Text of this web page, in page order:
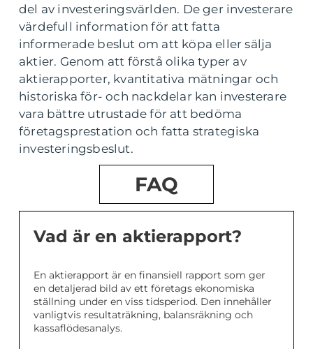
del av investeringsvärlden. De ger investerare
värdefull information för att fatta
informerade beslut om att köpa eller sälja
aktier. Genom att förstå olika typer av
aktierapporter, kvantitativa mätningar och
historiska för- och nackdelar kan investerare
vara bättre utrustade för att bedöma
företagsprestation och fatta strategiska
investeringsbeslut.
FAQ
Vad är en aktierapport?
En aktierapport är en finansiell rapport som ger
en detaljerad bild av ett företags ekonomiska
ställning under en viss tidsperiod. Den innehåller
vanligtvis resultaträkning, balansräkning och
kassaflödesanalys.